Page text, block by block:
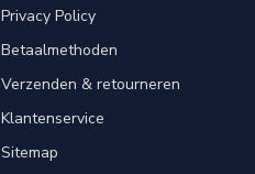
Privacy Policy
Betaalmethoden
Verzenden & retourneren
Klantenservice
Sitemap